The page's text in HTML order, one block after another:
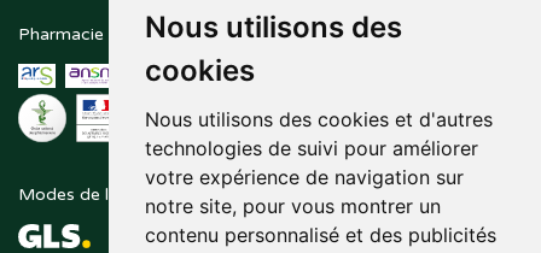
Nous utilisons des
cookies
Nous utilisons des cookies et d'autres
technologies de suivi pour améliorer
votre expérience de navigation sur
notre site, pour vous montrer un
contenu personnalisé et des publicités
Pharmacie en ligne agréée Paiement sécurisé
Modes de livraison Suivez-nous sur